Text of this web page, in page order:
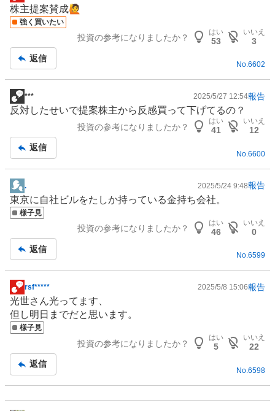
示
板
株主提案賛成🙋
強く買いたい
投資の参考になりましたか？
はい
53
いいえ
3
返信
No.6602
掲
示
事
*** 2025/5/27 12:54報告
反対したせいで提案株主から反感買って下げてるの？
投資の参考になりましたか？
はい
41
いいえ
12
返信
No. 6600
掲
示
板
. 2025/5/24 9:48報告
東京に自社ビルをたしか持っている金持ち会社。
様子見
投資の参考になりましたか？
はい
46
いいえ
0
返信
No.6599
掲
示
板
記
rsf***** 2025/5/8 15:06報告
光世さん光ってます、
但し明日までだと思います。
様子見
投資の参考になりましたか？
はい
5
いいえ
22
返信
No. 6598